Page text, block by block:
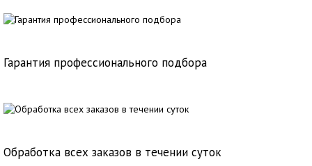
Гарантия профессионального подбора
Обработка всех заказов в течении суток